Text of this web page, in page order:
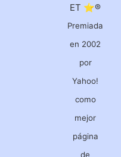
ET ⭐®
Premiada
en 2002
por
Yahoo!
como
mejor
página
de